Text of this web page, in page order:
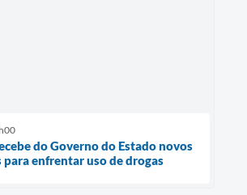
do Governo do Estado novos
enfrentar uso de drogas